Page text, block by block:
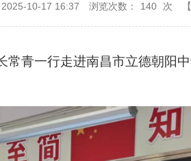
10-17 16:37 浏览次数： 140 次
青一行走进南昌市立德朝阳